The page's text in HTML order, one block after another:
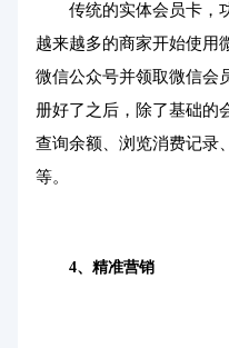
传统的实体会员卡，
越来越多的商家开始使用
微信公众号并领取微信会
册好了之后，除了基础的
查询余额、浏览消费记录
等。
4、精准营销